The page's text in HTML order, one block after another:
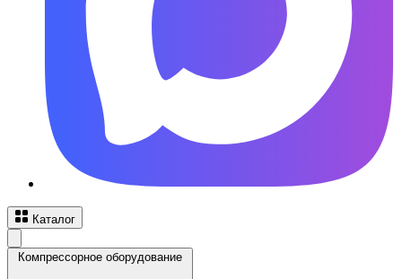
Каталог
Компрессорное оборудование